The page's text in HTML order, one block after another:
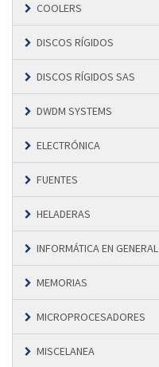
COOLERS
DISCOS RÍGIDOS
DISCOS RÍGIDOS SAS
DWDM SYSTEMS
ELECTRÓNICA
FUENTES
HELADERAS
INFORMÁTICA EN GENERAL
MEMORIAS
MICROPROCESADORES
MISCELANEA